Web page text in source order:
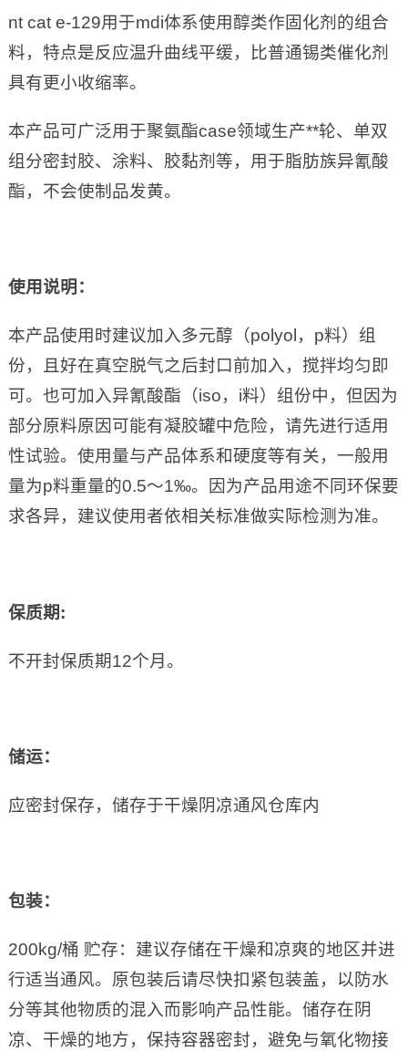
nt cat e-129用于mdi体系使用醇类作固化剂的组合
料，特点是反应温升曲线平缓，比普通锡类催化剂
具有更小收缩率。
本产品可广泛用于聚氨酯case领域生产**轮、单双
组分密封胶、涂料、胶黏剂等，用于脂肪族异氰酸
酯，不会使制品发黄。
使用说明：
本产品使用时建议加入多元醇（polyol，p料）组
份，且好在真空脱气之后封口前加入，搅拌均匀即
可。也可加入异氰酸酯（iso，i料）组份中，但因为
部分原料原因可能有凝胶罐中危险，请先进行适用
性试验。使用量与产品体系和硬度等有关，一般用
量为p料重量的0.5～1‰。因为产品用途不同环保要
求各异，建议使用者依相关标准做实际检测为准。
保质期:
不开封保质期12个月。
储运：
应密封保存，储存于干燥阴凉通风仓库内
包装：
200kg/桶 贮存：建议存储在干燥和凉爽的地区并进
行适当通风。原包装后请尽快扣紧包装盖，以防水
分等其他物质的混入而影响产品性能。储存在阴
凉、干燥的地方，保持容器密封，避免与氧化物接